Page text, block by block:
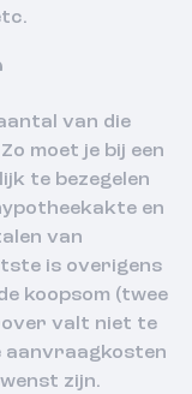
van die
moet je bij een
te bezegelen
en
van
is overigens
koopsom (twee
valt niet te
aanvraagkosten
zijn.